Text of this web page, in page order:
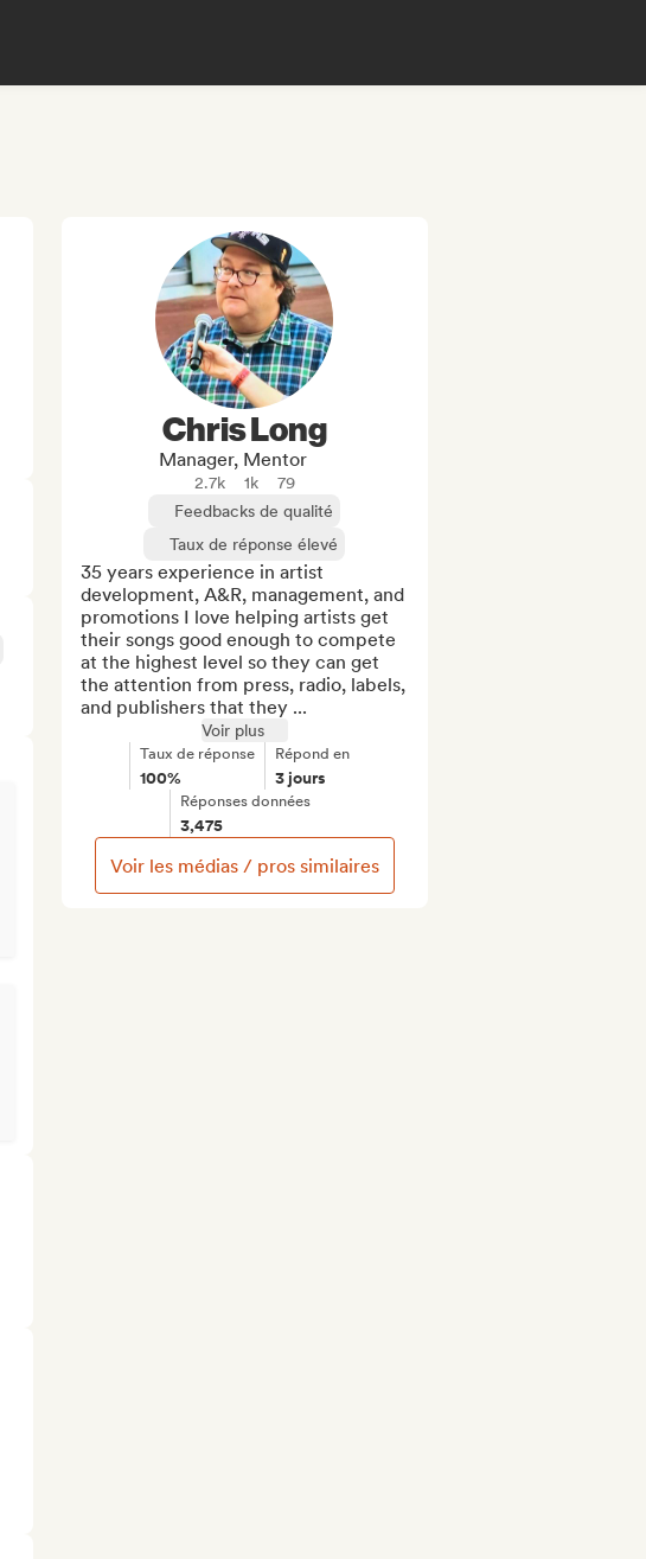
Chris Long
Manager, Mentor
2.7k 1k
79
Feedbacks de qualité
Taux de réponse élevé
35 years experience in artist
development, A&R, management, and
promotions I love helping artists get
their songs good enough to compete
at the highest level so they can get
the attention from press, radio, labels,
and publishers that they ...
Voir plus
Taux de réponse
100%
Répond en
3 jours
Réponses données
3,475
Voir les médias / pros similaires